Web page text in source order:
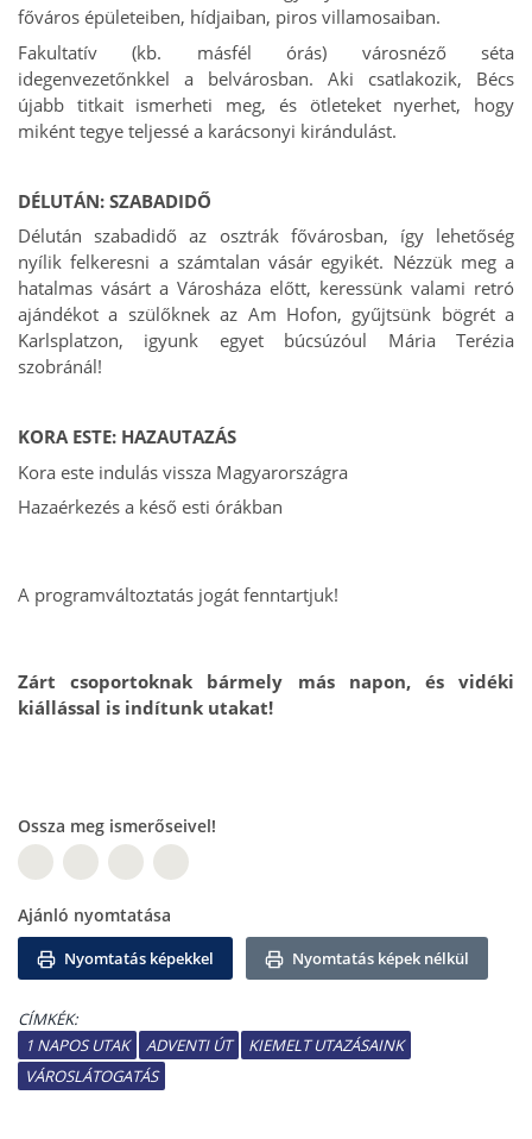
főváros épületeiben, hídjaiban, piros villamosaiban.
Fakultatív (kb. másfél órás) városnéző séta
idegenvezetőnkkel a belvárosban. Aki csatlakozik, Bécs
újabb titkait ismerheti meg, és ötleteket nyerhet, hogy
miként tegye teljessé a karácsonyi kirándulást.
DÉLUTÁN: SZABADIDŐ
Délután szabadidő az osztrák fővárosban, így lehetőség
nyílik felkeresni a számtalan vásár egyikét. Nézzük meg a
hatalmas vásárt a Városháza előtt, keressünk valami retró
ajándékot a szülőknek az Am Hofon, gyűjtsünk bögrét a
Karlsplatzon, igyunk egyet búcsúzóul Mária Terézia
szobránál!
KORA ESTE: HAZAUTAZÁS
Kora este indulás vissza Magyarországra
Hazaérkezés a késő esti órákban
A programváltoztatás jogát fenntartjuk!
Zárt csoportoknak bármely más napon, és vidéki
kiállással is indítunk utakat!
Ossza meg ismerőseivel!
Ajánló nyomtatása
Nyomtatás képekkel Nyomtatás képek nélkül
CÍMKÉK:
1 NAPOS UTAK
ADVENTI ÚT
KIEMELT UTAZÁSAINK
VÁROSLÁTOGATÁS